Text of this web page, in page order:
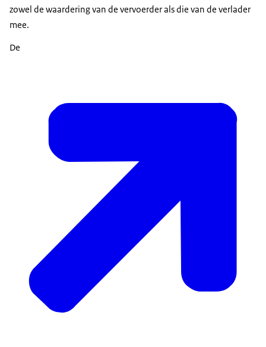
zowel de waardering van de vervoerder als die van de verlader
mee.
De